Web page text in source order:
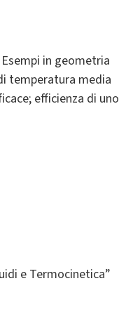
in geometria
temperatura media
efficienza di uno
e Termocinetica”